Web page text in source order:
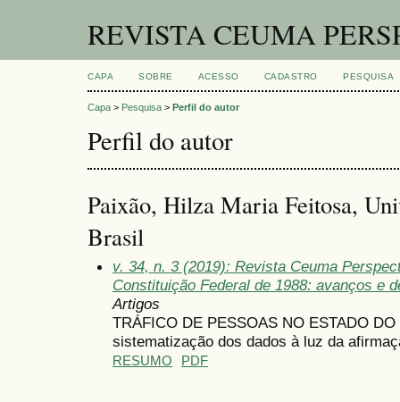
REVISTA CEUMA
CAPA SOBRE ACESSO CADASTRO PESQUISA
Capa > Pesquisa > Perfil do autor
Perfil do autor
Paixão, Hilza Maria Feitosa,
Brasil
v. 34, n. 3 (2019): Revista Ceuma
Constituição Federal de 1988: avanços e
Artigos
TRÁFICO DE PESSOAS NO ESTADO
sistematização dos dados à luz da
RESUMO PDF